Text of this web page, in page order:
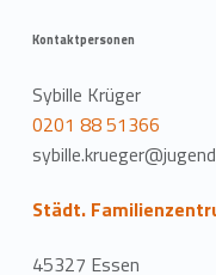
Kontaktpersonen
Sybille Krüger
0201 88 51366
Städt.
45327 Essen